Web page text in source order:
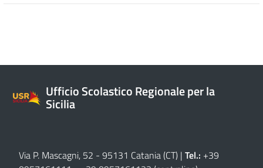
Ufficio Scolastico Regionale per la
Sicilia
Via P. Mascagni, 52 - 95131 Catania (CT) | Tel.: +39